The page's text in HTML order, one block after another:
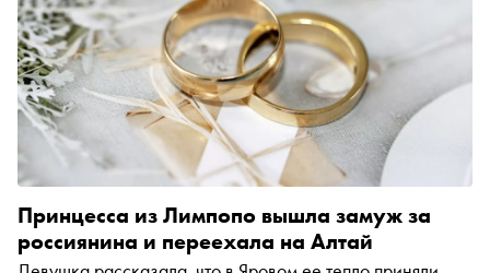
Принцесса из Лимпопо вышла замуж за
россиянина и переехала на Алтай